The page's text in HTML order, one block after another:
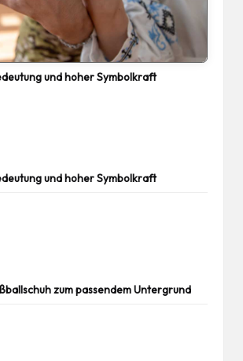
und hoher Symbolkraft
und hoher Symbolkraft
zum passendem Untergrund